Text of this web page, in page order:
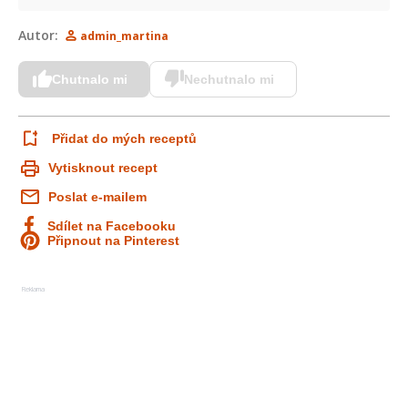
Autor: admin_martina
Chutnalo mi Nechutnalo mi
Přidat do mých receptů
Vytisknout recept
Poslat e-mailem
Sdílet na Facebooku
Připnout na Pinterest
Reklama